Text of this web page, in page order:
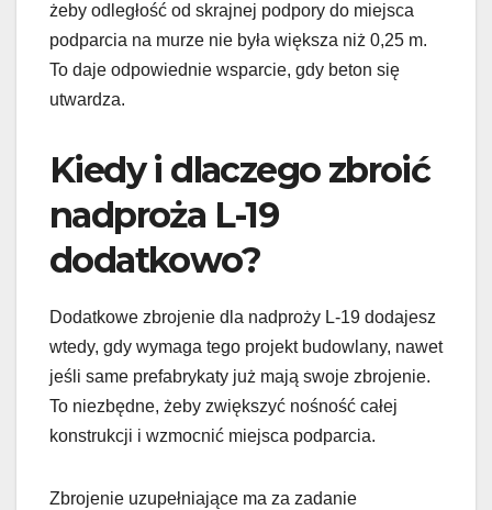
żeby odległość od skrajnej podpory do miejsca
podparcia na murze nie była większa niż 0,25 m.
To daje odpowiednie wsparcie, gdy beton się
utwardza.
Kiedy i dlaczego zbroić
nadproża L-19
dodatkowo?
Dodatkowe zbrojenie dla nadproży L-19 dodajesz
wtedy, gdy wymaga tego projekt budowlany, nawet
jeśli same prefabrykaty już mają swoje zbrojenie.
To niezbędne, żeby zwiększyć nośność całej
konstrukcji i wzmocnić miejsca podparcia.
Zbrojenie uzupełniające ma za zadanie